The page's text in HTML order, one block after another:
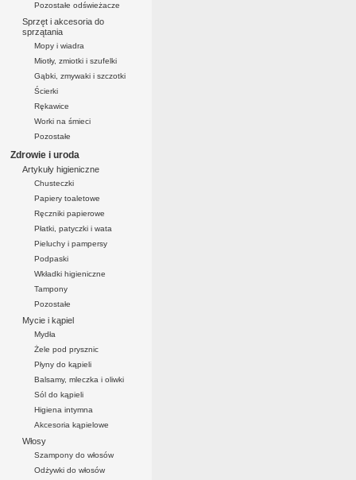
Pozostałe odświeżacze
Sprzęt i akcesoria do
sprzątania
Mopy i wiadra
Miotły, zmiotki i szufelki
Gąbki, zmywaki i szczotki
Ścierki
Rękawice
Worki na śmieci
Pozostałe
Zdrowie i uroda
Artykuły higieniczne
Chusteczki
Papiery toaletowe
Ręczniki papierowe
Płatki, patyczki i wata
Pieluchy i pampersy
Podpaski
Wkładki higieniczne
Tampony
Pozostałe
Mycie i kąpiel
Mydła
Żele pod prysznic
Płyny do kąpieli
Balsamy, mleczka i oliwki
Sól do kąpieli
Higiena intymna
Akcesoria kąpielowe
Włosy
Szampony do włosów
Odżywki do włosów